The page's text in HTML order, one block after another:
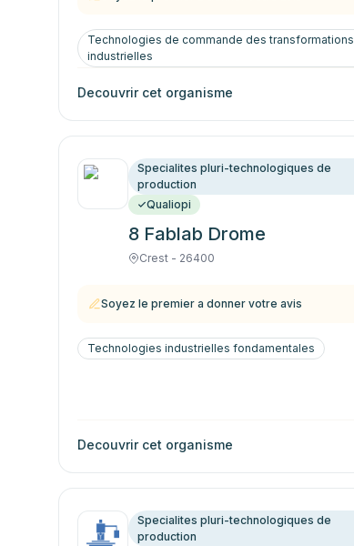
Technologies de commande des transformations
industrielles
Decouvrir cet organisme
Specialites pluri-technologiques de
production
Qualiopi
8 Fablab Drome
Crest - 26400
Soyez le premier a donner votre avis
Technologies industrielles fondamentales
Decouvrir cet organisme
Specialites pluri-technologiques de
production